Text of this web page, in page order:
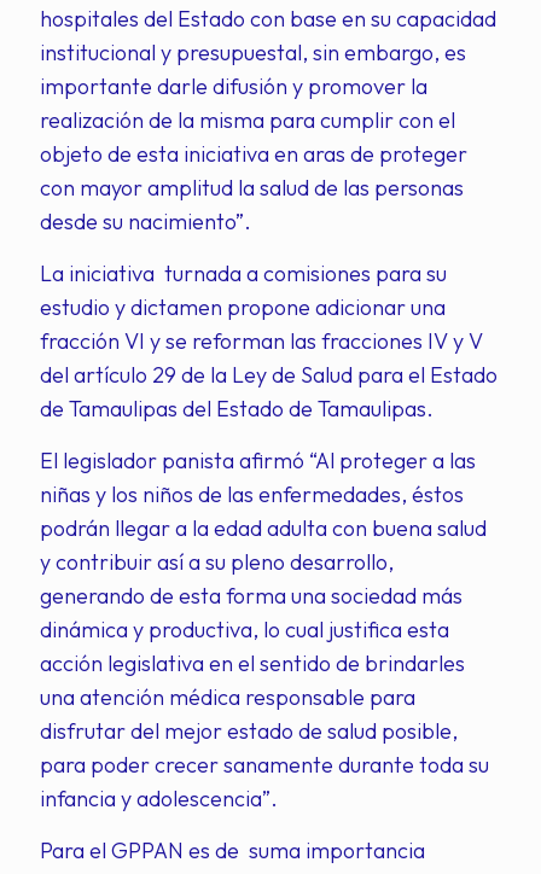
hospitales del Estado con base en su capacidad
institucional y presupuestal, sin embargo, es
importante darle difusión y promover la
realización de la misma para cumplir con el
objeto de esta iniciativa en aras de proteger
con mayor amplitud la salud de las personas
desde su nacimiento”.
La iniciativa turnada a comisiones para su
estudio y dictamen propone adicionar una
fracción VI y se reforman las fracciones IV y V
del artículo 29 de la Ley de Salud para el Estado
de Tamaulipas del Estado de Tamaulipas.
El legislador panista afirmó “Al proteger a las
niñas y los niños de las enfermedades, éstos
podrán llegar a la edad adulta con buena salud
y contribuir así a su pleno desarrollo,
generando de esta forma una sociedad más
dinámica y productiva, lo cual justifica esta
acción legislativa en el sentido de brindarles
una atención médica responsable para
disfrutar del mejor estado de salud posible,
para poder crecer sanamente durante toda su
infancia y adolescencia”.
Para el GPPAN es de suma importancia